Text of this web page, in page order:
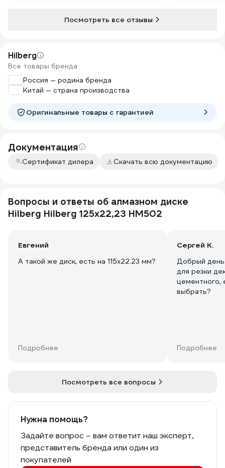
Посмотреть все отзывы
Hilberg
Все товары бренда
Россия — родина бренда
Китай — страна производства
Оригинальные товары c гарантией
Документация
Сертификат дилера Скачать всю документацию
Вопросы и ответы об алмазном диске
Hilberg Hilberg 125х22,23 HM502
Евгений
А такой же диск, есть на 115х22.23 мм?
Подробнее
Сергей К.
Добрый
для резки
цементного,
выбрать?
Подробнее
Посмотреть все вопросы
Нужна помощь?
Задайте вопрос – вам ответит наш эксперт,
представитель бренда или один из
покупателей